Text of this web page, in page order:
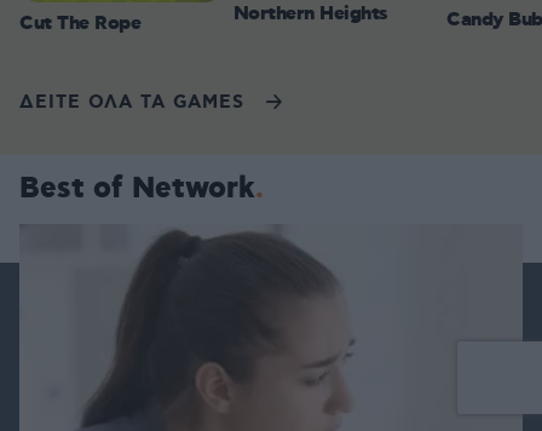
Cut The Rope Northern Heights Candy
ΔΕΙΤΕ ΟΛΑ ΤΑ GAMES
Best of Network